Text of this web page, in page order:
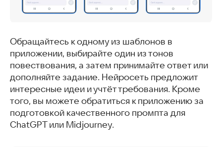
Обращайтесь к одному из шаблонов в
приложении, выбирайте один из тонов
повествования, а затем принимайте ответ или
дополняйте задание. Нейросеть предложит
интересные идеи и учтёт требования. Кроме
того, вы можете обратиться к приложению за
подготовкой качественного промпта для
ChatGPT или Midjourney.